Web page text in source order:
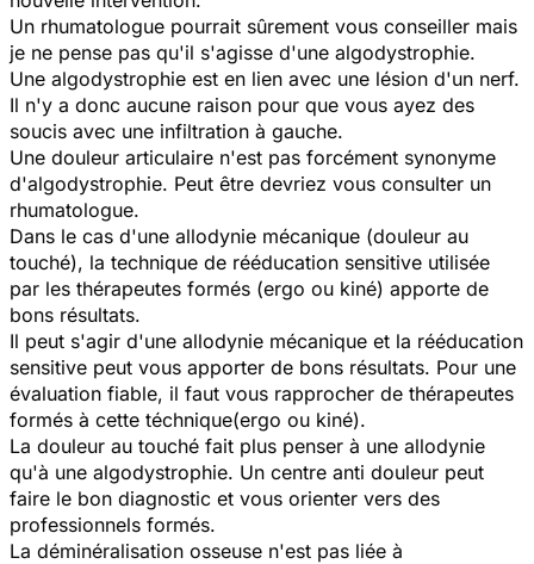
Un rhumatologue pourrait sûrement vous conseiller mais
je ne pense pas qu'il s'agisse d'une algodystrophie.
Une algodystrophie est en lien avec une lésion d'un nerf.
Il n'y a donc aucune raison pour que vous ayez des
soucis avec une infiltration à gauche.
Une douleur articulaire n'est pas forcément synonyme
d'algodystrophie. Peut être devriez vous consulter un
rhumatologue.
Dans le cas d'une allodynie mécanique (douleur au
touché), la technique de rééducation sensitive utilisée
par les thérapeutes formés (ergo ou kiné) apporte de
bons résultats.
Il peut s'agir d'une allodynie mécanique et la rééducation
sensitive peut vous apporter de bons résultats. Pour une
évaluation fiable, il faut vous rapprocher de thérapeutes
formés à cette téchnique(ergo ou kiné).
La douleur au touché fait plus penser à une allodynie
qu'à une algodystrophie. Un centre anti douleur peut
faire le bon diagnostic et vous orienter vers des
professionnels formés.
La déminéralisation osseuse n'est pas liée à